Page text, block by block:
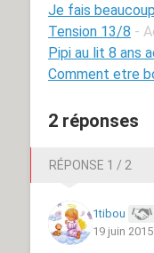
Je fais
Tension 13/8 -
Pipi au lit 8 ans
Comment etre
2 réponses
RÉPONSE 1 / 2
1tibou
19 juin